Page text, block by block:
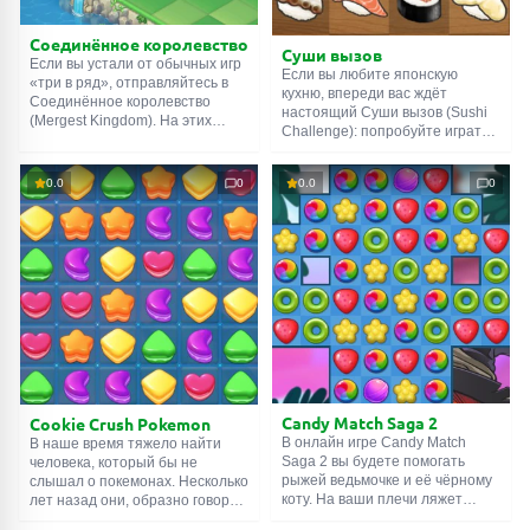
Соединённое королевство
Если вы устали от обычных игр
«три в ряд», отправляйтесь в
Соединённое королевство
(Mergest Kingdom). На этих
основе лежат знакомые
правила, по которым нужно
объединять одинаковые вещи в
количестве трёх или больше
штук. Но также здесь есть
красочная карта, интересные
персонажи, сюжет, крафт и
многое другое.
Суши вызов
Если вы любите японскую
кухню, впереди вас ждёт
настоящий Суши вызов (Sushi
Challenge): попробуйте играть в
слюной. А ведь помимо этого
есть и другие задачи. Вообще-
то, вы должны подавать еду
посетителям, которые будто
сошли со страниц манги. Ну,
или днями напролёт смотрели
аниме. Они очень голодные и
придирчивые.
0.0 0
Cookie Crush Pokemon
В наше время тяжело найти
человека, который бы не
слышал о покемонах. Несколько
лет назад они, образно говоря,
0.0 0
Candy Match Saga 2
В онлайн игре Candy Match
Saga 2 вы будете помогать
рыжей ведьмочке и её чёрному
коту. На ваши плечи ляжет